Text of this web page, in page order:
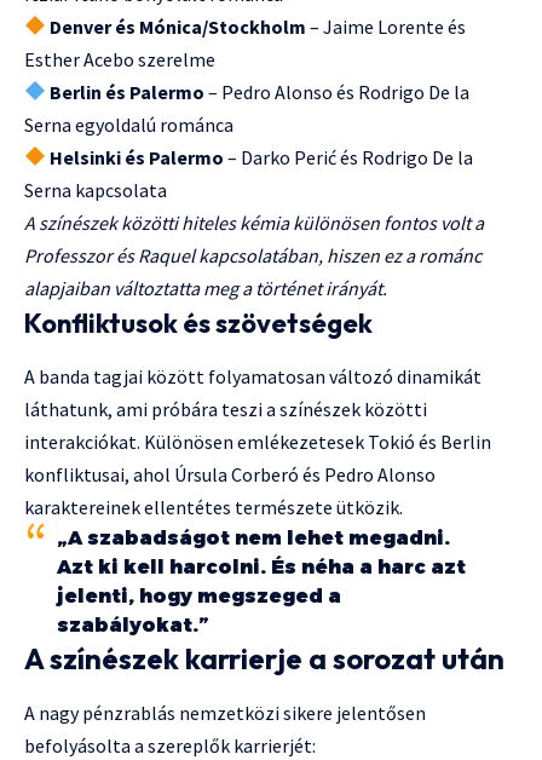
Denver és Mónica/Stockholm – Jaime Lorente és
Esther Acebo szerelme
Berlin és Palermo – Pedro Alonso és Rodrigo De la
Serna egyoldalú románca
Helsinki és Palermo – Darko Perić és Rodrigo De la
Serna kapcsolata
A színészek közötti hiteles kémia különösen fontos volt a
Professzor és Raquel kapcsolatában, hiszen ez a románc
alapjaiban változtatta meg a történet irányát.
Konfliktusok és szövetségek
A banda tagjai között folyamatosan változó dinamikát
láthatunk, ami próbára teszi a színészek közötti
interakciókat. Különösen emlékezetesek Tokió és Berlin
konfliktusai, ahol Úrsula Corberó és Pedro Alonso
karaktereinek ellentétes természete ütközik.
„A szabadságot nem lehet megadni.
Azt ki kell harcolni. És néha a harc azt
jelenti, hogy megszeged a
szabályokat.”
A színészek karrierje a sorozat után
A nagy pénzrablás nemzetközi sikere jelentősen
befolyásolta a szereplők karrierjét: